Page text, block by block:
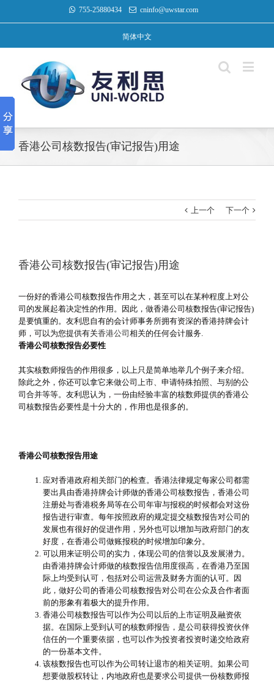
755-25880434 cninfo@uwstar.com
简体中文
香港公司核数报告(审记报告)用途
上一个 下一个
香港公司核数报告(审记报告)用途
一份好的香港公司核数报告作用之大，甚至可以在某种程度上对公
司的发展起着决定性的作用。因此，做香港公司核数报告(审记报告)
是要慎重的。友利思自有的会计师事务所拥有资深的香港持牌会计
师，可以为您提供有关香港公司 相关的任何会计服务.
香港公司核数报告必要性
其实核数师报告的作用很多，以上只是简单地举几个例子来介绍。
除此之外，你还可以拿它来做公司上市、申请特殊拍照、与别的公
司合并等等。友利思认为，一份由经验丰富的核数师提供的香港公
司核数报告必要性是十分大的，作用也是很多的。
香港公司核数报告用途
应对香港政府相关部门的检查。香港法律规定每家公司都需
要出具由香港持牌会计师做的香港公司核数报告，香港公司
注册处与香港税务局等在公司年审与报税的时候都会对这份
报告进行审查。每年按照政府的规定提交核数报告对公司的
发展也有很好的促进作用，另外也可以增加与政府部门的友
好度，在香港公司做账报税的时候增加印象分。
可以用来证明公司的实力，体现公司的信誉以及发展潜力。
由香港持牌会计师做的核数报告信用度很高，在香港乃至国
际上均受到认可，包括对公司运营及财务方面的认可。因
此，做好公司的香港公司核数报告对公司在公众及合作者面
前的形象有着极大的提升作用。
香港公司核数报告可以作为公司以后的上市证明及融资依
据。在国际上受到认可的核数师报告，是公司获得投资伙伴
信任的一个重要依据，也可以作为投资者投资时递交给政府
的一份基本文件。
该核数报告也可以作为公司转让退市的相关证明。如果公司
想要做股权转让，内地政府也是要求公司提供一份核数师报